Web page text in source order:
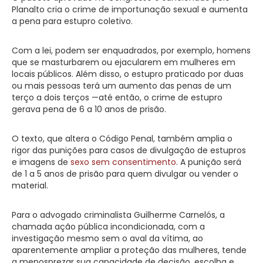
Planalto cria o crime de importunação sexual e aumenta
a pena para estupro coletivo.
Com a lei, podem ser enquadrados, por exemplo, homens
que se masturbarem ou ejacularem em mulheres em
locais públicos. Além disso, o estupro praticado por duas
ou mais pessoas terá um aumento das penas de um
terço a dois terços —até então, o crime de estupro
gerava pena de 6 a 10 anos de prisão.
O texto, que altera o Código Penal, também amplia o
rigor das punições para casos de divulgação de estupros
e imagens de sexo sem consentimento. A punição será
de 1 a 5 anos de prisão para quem divulgar ou vender o
material.
Para o advogado criminalista Guilherme Carnelós, a
chamada ação pública incondicionada, com a
investigação mesmo sem o aval da vítima, ao
aparentemente ampliar a proteção das mulheres, tende